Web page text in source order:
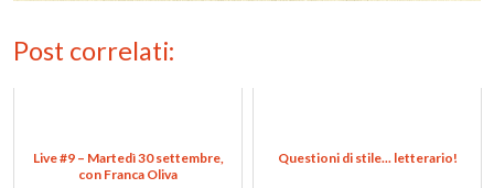
Post correlati:
Live #9 – Martedì 30 settembre,
con Franca Oliva
Questioni di stile... letterario!